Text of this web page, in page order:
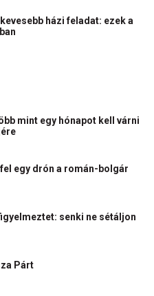
házi feladat: ezek a
mint egy hónapot kell várni
egy drón a román-bolgár
senki ne sétáljon
Párt